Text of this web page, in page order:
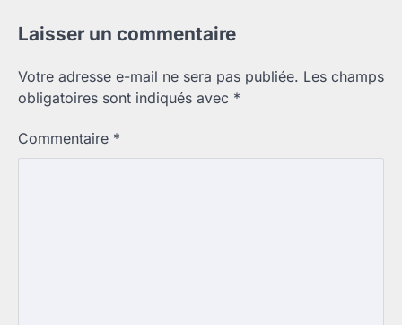
Laisser un commentaire
Votre adresse e-mail ne sera pas publiée. Les champs
obligatoires sont indiqués avec *
Commentaire *